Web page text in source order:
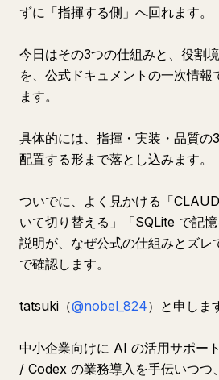
ずに「指揮する側」へ回れます。
今日はその3つの仕組みと、役割
を、公式ドキュメントの一次情報
ます。
具体的には、指揮・実装・品質の
配置する形まで落とし込みます。
ついでに、よく見かける「
いて切り替える」「SQLite で記
説明が、なぜ公式の仕組みとズレ
で確認します。
tatsuki（@nobel_824）と申しま
中小企業向けに AI の活用サポー
/ Codex の業務導入を手伝いつつ